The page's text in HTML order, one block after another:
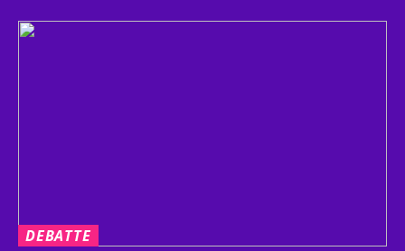
DEBATTE